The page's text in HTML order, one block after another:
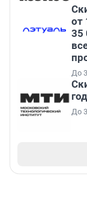
от
35
До
До